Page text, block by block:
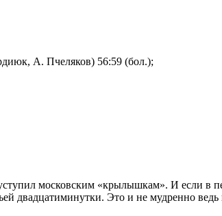
А. Пчеляков) 56:59 (бол.);
московским «крылышкам». И если в
двадцатиминутки. Это и не мудренно